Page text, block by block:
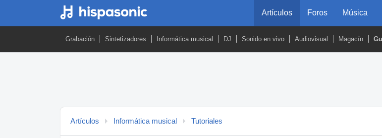
Artículos Foros Música
Grabación Sintetizadores Informática musical DJ Sonido en vivo Audiovisual Magacín
Artículos Informática musical Tutoriales